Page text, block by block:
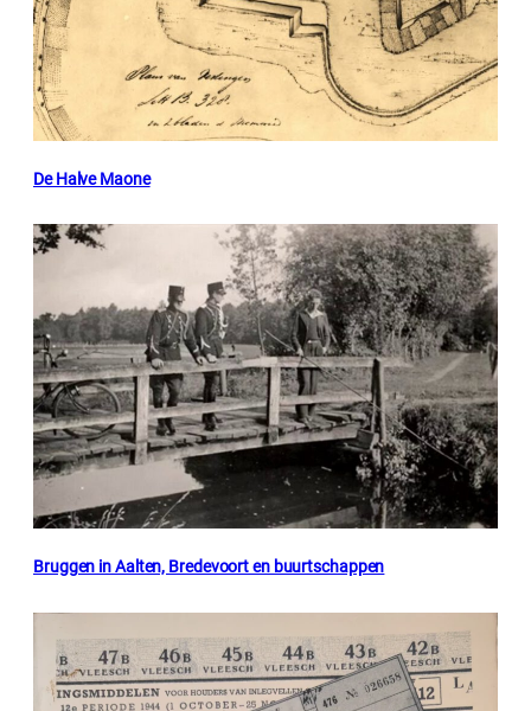
De Halve Maone
Bruggen in Aalten, Bredevoort en buurtschappen